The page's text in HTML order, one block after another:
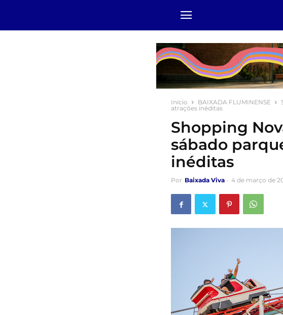
Início BAIXADA FLUMINENSE
atrações inéditas
Shopping
sábado
inéditas
Por Baixada Viva - 4 de março de